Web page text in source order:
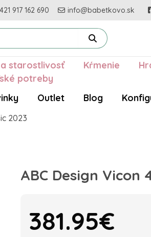
917 162 690 info@babetkovo.sk
a starostlivosť Kŕmenie
potreby
Outlet Blog
2023
ABC Design Vicon
381.95€